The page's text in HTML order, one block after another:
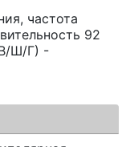
частота
92
Ш/Г) -